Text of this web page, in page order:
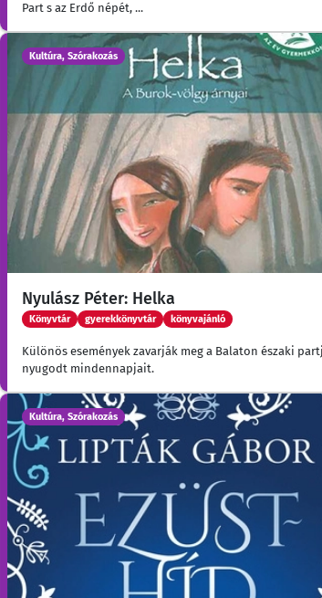
Part s az Erdő népét, ...
Kultúra, Szórakozás
Nyulász Péter: Helka
Könyvtár gyerekkönyvtár könyvajánló
Különös események zavarják meg a Balaton északi
nyugodt mindennapjait.
Kultúra, Szórakozás